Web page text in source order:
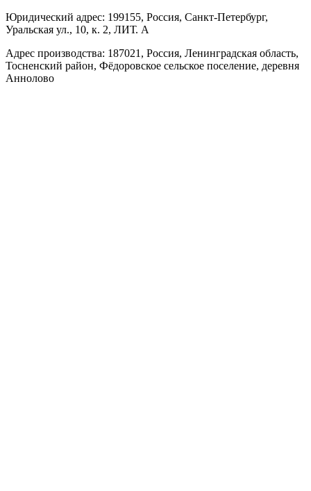
Юридический адрес: 199155, Россия, Санкт-Петербург,
Уральская ул., 10, к. 2, ЛИТ. А
Адрес производства: 187021, Россия, Ленинградская область,
Тосненский район, Фёдоровское сельское поселение, деревня
Аннолово